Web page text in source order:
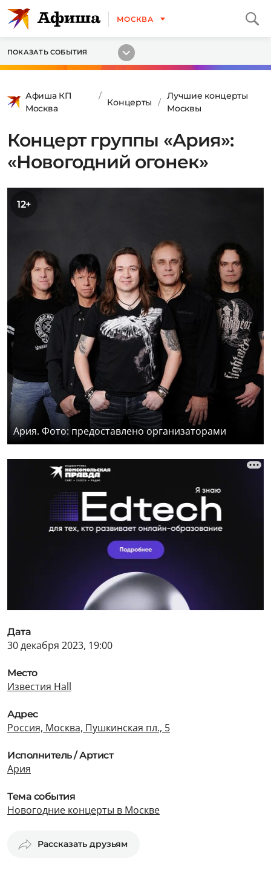
МОСКВА
ПОКАЗАТЬ СОБЫТИЯ
Афиша КП
Москва
Концерты
Лучшие концерты
Москвы
Концерт группы «Ария»:
«Новогодний огонек»
12+
Ария. Фото: предоставлено организаторами
Дата
30 декабря 2023, 19:00
Место
Известия Hall
Адрес
Россия, Москва, Пушкинская пл., 5
Исполнитель / Артист
Ария
Тема события
Новогодние концерты в Москве
Рассказать друзьям